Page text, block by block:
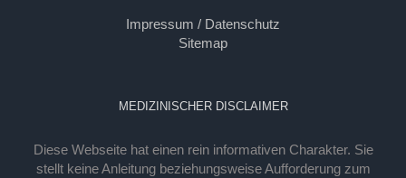
Impressum / Datenschutz
Sitemap
MEDIZINISCHER DISCLAIMER
Diese Webseite hat einen rein informativen Charakter. Sie
stellt keine Anleitung beziehungsweise Aufforderung zum